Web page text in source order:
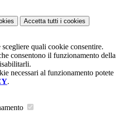
Accetta tutti i cookies
quali cookie consentire.
consentono il funzionamento della
necessari al funzionamento potete
.